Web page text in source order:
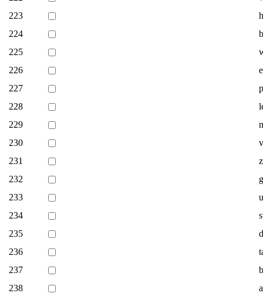
223
224
225
226
227
228
229
230
231
232
233
234
235
236
237
238